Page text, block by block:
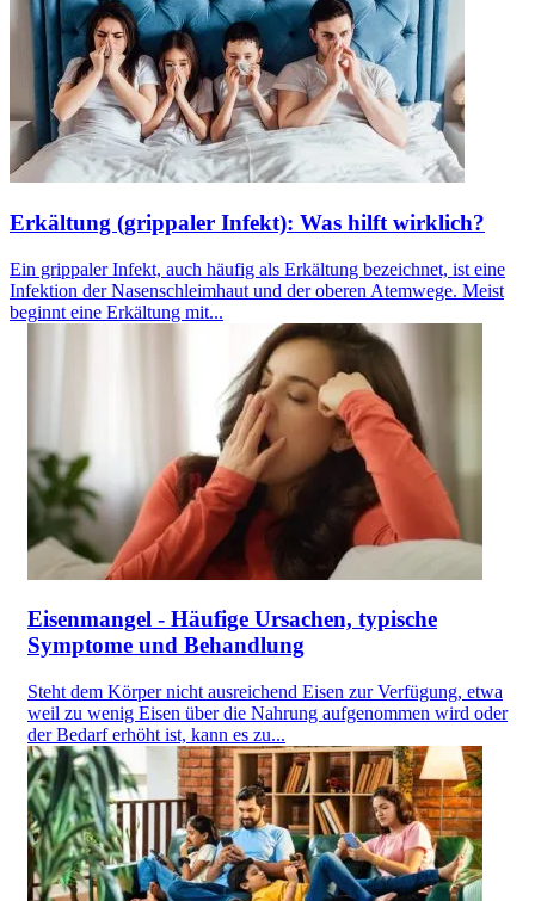
Erkältung (grippaler Infekt): Was hilft wirklich?
Ein grippaler Infekt, auch häufig als Erkältung bezeichnet, ist eine
Infektion der Nasenschleimhaut und der oberen Atemwege. Meist
beginnt eine Erkältung mit...
Eisenmangel - Häufige Ursachen, typische
Symptome und Behandlung
Steht dem Körper nicht ausreichend Eisen zur Verfügung, etwa
weil zu wenig Eisen über die Nahrung aufgenommen wird oder
der Bedarf erhöht ist, kann es zu...